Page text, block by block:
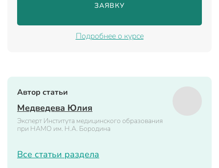
ЗАЯВКУ
Подробнее о курсе
Автор статьи
Медведева Юлия
Эксперт Института медицинского образования
при НАМО им. Н.А. Бородина
Все статьи раздела